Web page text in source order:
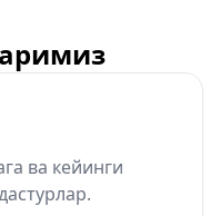
ва кейинги